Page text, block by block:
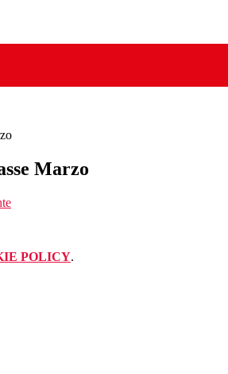
Marzo
POLICY.